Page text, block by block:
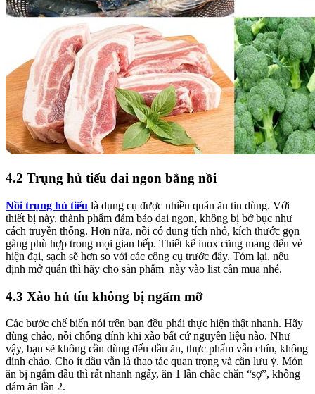
4.2 Trụng hủ tiếu dai ngon bằng nồi
Nồi trụng hủ tiếu là dụng cụ được nhiều quán ăn tin dùng. Với
thiết bị này, thành phẩm đảm bảo dai ngon, không bị bở bục như
cách truyền thống. Hơn nữa, nồi có dung tích nhỏ, kích thước gọn
gàng phù hợp trong mọi gian bếp. Thiết kế inox cũng mang đến vẻ
hiện đại, sạch sẽ hơn so với các công cụ trước đây. Tóm lại, nếu
định mở quán thì hãy cho sản phẩm này vào list cần mua nhé.
4.3 Xào hủ tíu không bị ngấm mỡ
Các bước chế biến nói trên bạn đều phải thực hiện thật nhanh. Hãy
dùng chảo, nồi chống dính khi xào bất cứ nguyên liệu nào. Như
vậy, bạn sẽ không cần dùng đến dầu ăn, thực phẩm vẫn chín, không
dính chảo. Cho ít dầu vẫn là thao tác quan trọng và cần lưu ý. Món
ăn bị ngấm dầu thì rất nhanh ngấy, ăn 1 lần chắc chắn “sợ”, không
dám ăn lần 2.